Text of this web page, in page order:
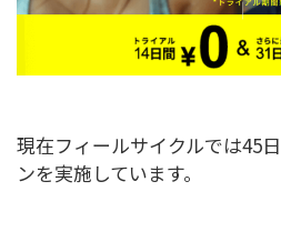
現在フィールサイクルでは45
ンを実施しています。